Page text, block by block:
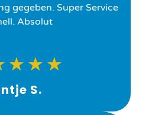
gegeben. Super Service
Absolut
★ ★ ★
S.